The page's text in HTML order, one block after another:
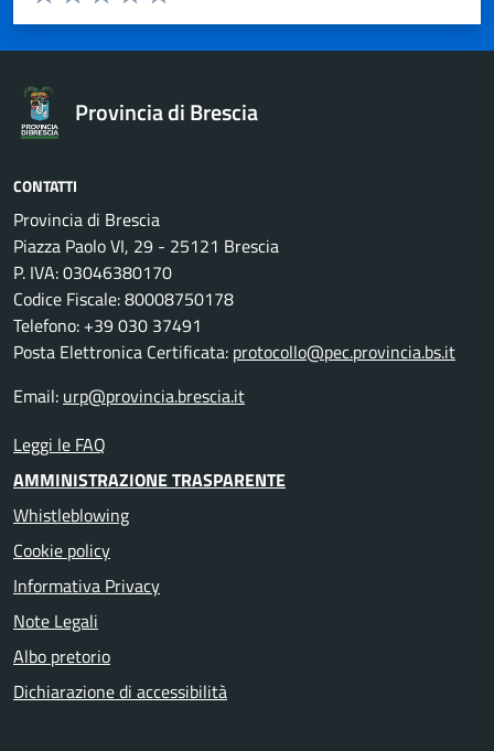
Valuta 5 stelle su 5
Valuta 4 stelle su 5
Valuta 3 stelle su 5
Valuta 2 stelle su 5
Valuta 1 stelle su 5
Provincia di Brescia
CONTATTI
Provincia di Brescia
Piazza Paolo VI, 29 - 25121 Brescia
P. IVA: 03046380170
Codice Fiscale: 80008750178
Telefono: +39 030 37491
Posta Elettronica Certificata: protocollo@pec.provincia.bs.it
Email: urp@provincia.brescia.it
Leggi le FAQ
AMMINISTRAZIONE TRASPARENTE
Whistleblowing
Cookie policy
Informativa Privacy
Note Legali
Albo pretorio
Dichiarazione di accessibilità